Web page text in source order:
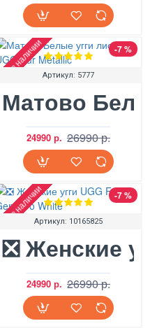
Chocolate
-7 %
в наличииАртикул: 5777
Матово
24990 р. 26990 р.
лиса
-7 %
в наличииАртикул: 10165825
❎ Женские
24990 р. 26990 р.